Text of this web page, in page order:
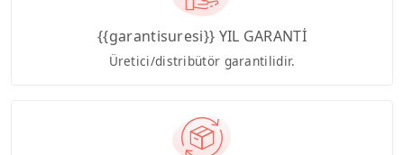
{{garantisuresi}} YIL GARANTİ
Üretici/distribütör garantilidir.